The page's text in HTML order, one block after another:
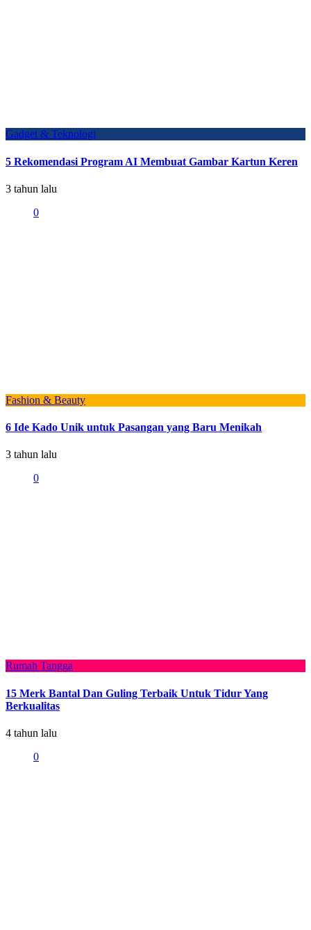
Gadget & Teknologi
5 Rekomendasi Program AI Membuat Gambar Kartun Keren
3 tahun lalu
0
Fashion & Beauty
6 Ide Kado Unik untuk Pasangan yang Baru Menikah
3 tahun lalu
0
Rumah Tangga
15 Merk Bantal Dan Guling Terbaik Untuk Tidur Yang
Berkualitas
4 tahun lalu
0